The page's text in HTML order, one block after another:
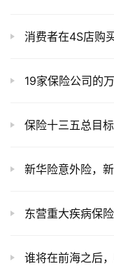
消费者在4S店购
19家保险公司的万能
保险十三五总目
新华险意外险，
东营重大疾病保
谁将在前海之后